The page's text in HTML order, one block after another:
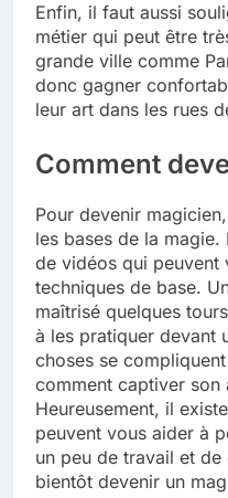
Enfin, il faut aussi
métier qui peut être
grande ville comme
donc gagner
leur art dans les rues
Comment
Pour devenir
les bases de la
de vidéos qui peuvent
techniques de base.
maîtrisé quelques
à les pratiquer devant
choses se
comment captiver son
Heureusement, il
peuvent vous aider à
un peu de travail et
bientôt devenir un